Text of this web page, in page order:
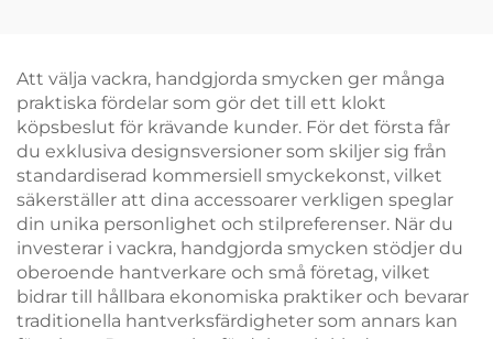
Att välja vackra, handgjorda smycken ger många
praktiska fördelar som gör det till ett klokt
köpsbeslut för krävande kunder. För det första får
du exklusiva designsversioner som skiljer sig från
standardiserad kommersiell smyckekonst, vilket
säkerställer att dina accessoarer verkligen speglar
din unika personlighet och stilpreferenser. När du
investerar i vackra, handgjorda smycken stödjer du
oberoende hantverkare och små företag, vilket
bidrar till hållbara ekonomiska praktiker och bevarar
traditionella hantverksfärdigheter som annars kan